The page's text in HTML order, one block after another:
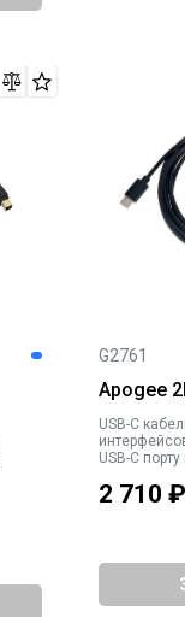
G2761
Apogee
USB-C
USB-C
ранних
2 710 ₽